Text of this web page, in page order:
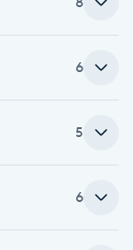
6
5
6